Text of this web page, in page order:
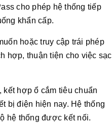
cho phép hệ thống tiếp
khẩn cấp.
hoặc truy cập trái phép
hợp, thuận tiện cho việc sạc
hợp ổ cắm tiêu chuẩn
bị điện hiện nay. Hệ thống
hệ thống được kết nối.